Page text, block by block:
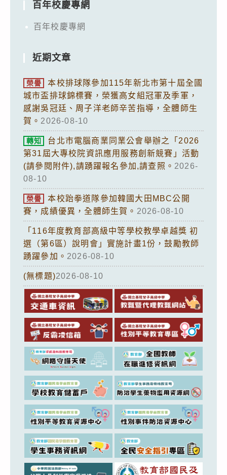
百年校慶專網
百年校慶專網
近期文章
榮譽
本校排球隊參加115年新北市第十屆全國
城市盃排球錦標賽，榮獲高女組冠軍及季軍，
感謝吳冠廷、周子洋老師辛苦指導，全體師生
賀。 2026-08-10
轉知
台北市電腦商業同業公會舉辦之「2026
第31屆大專校院資訊應用服務創新競賽」活動
(請參閱附件),請踴躍報名參加,請查照。 2026-
08-10
榮譽
本校跆拳道隊參加韓國大田MBC公開
賽，成績優異，全體師生賀。 2026-08-10
「116年度教育部高級中等學校教學卓越獎 初
選（第6區）說明會」實施計畫1份，鼓勵教師
踴躍參加。 2026-08-10
(無標題)2026-08-10